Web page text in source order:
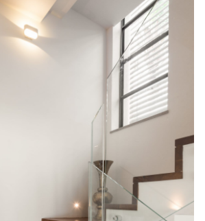
חומרים
אדריכלים ומעצבי פנים
צור קשר